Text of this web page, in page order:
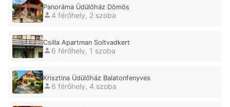
Panoráma Üdülőház Dömös
4 férőhely, 2 szoba
Csilla Apartman Soltvadkert
6 férőhely, 1 szoba
Krisztina Üdülőház Balatonfenyves
6 férőhely, 4 szoba